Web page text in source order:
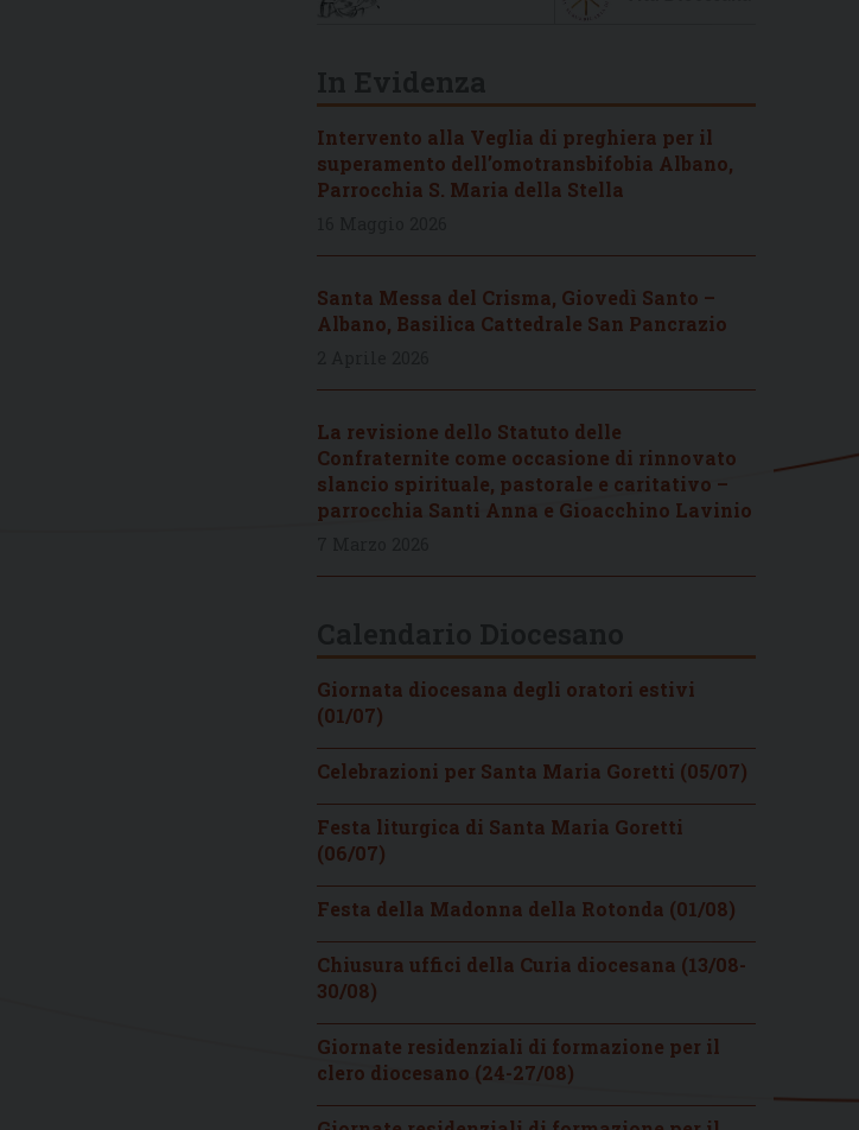
Intervento alla Veglia di preghiera per il
superamento dell’omotransbifobia Albano,
Parrocchia S. Maria della Stella
Santa Messa del Crisma, Giovedì Santo –
Albano, Basilica Cattedrale San Pancrazio
La revisione dello Statuto delle
Confraternite come occasione di rinnovato
slancio spirituale, pastorale e caritativo –
parrocchia Santi Anna e Gioacchino Lavinio
Giornata diocesana degli oratori estivi
(01/07)
Celebrazioni per Santa Maria Goretti (05/07)
Festa liturgica di Santa Maria Goretti
(06/07)
Festa della Madonna della Rotonda (01/08)
Chiusura uffici della Curia diocesana (13/08-
30/08)
Giornate residenziali di formazione per il
clero diocesano (24-27/08)